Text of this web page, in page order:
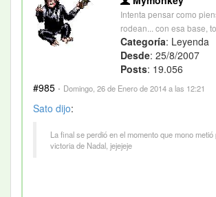
Intenta pensar como
rodean... con esa base,
Categoría: Leyenda
Desde: 25/8/2007
Posts: 19.056
#985 · Domingo, 26 de Enero de 2014 a las 12:21
Sato dijo:
La final se perdió en el momento que mono metió
victoria de Nadal, jejejeje